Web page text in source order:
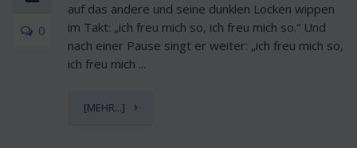
0
auf das andere und seine dunklen Locken wippen
im Takt: „ich freu mich so, ich freu mich so.“ Und
nach einer Pause singt er weiter: „ich freu mich so,
ich freu mich ...
[MEHR...]